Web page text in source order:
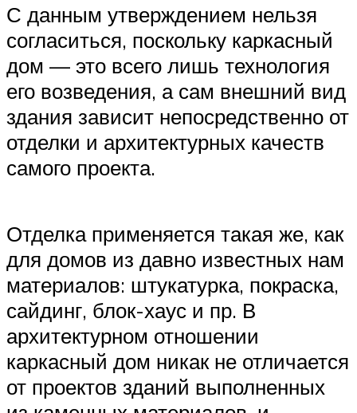
С данным утверждением нельзя
согласиться, поскольку каркасный
дом — это всего лишь технология
его возведения, а сам внешний вид
здания зависит непосредственно от
отделки и архитектурных качеств
самого проекта.
Отделка применяется такая же, как
для домов из давно известных нам
материалов: штукатурка, покраска,
сайдинг, блок-хаус и пр. В
архитектурном отношении
каркасный дом никак не отличается
от проектов зданий выполненных